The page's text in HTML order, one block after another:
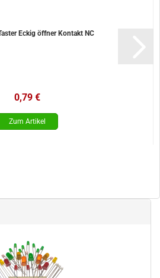
Eckig öffner Kontakt NC
0,79 €